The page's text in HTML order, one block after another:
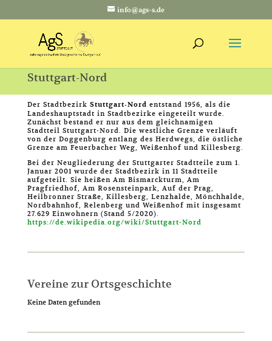
info@ags-s.de
Stuttgart-Nord
Der Stadtbezirk Stuttgart-Nord entstand 1956, als die
Landeshauptstadt in Stadtbezirke eingeteilt wurde.
Zunächst bestand er nur aus dem gleichnamigen
Stadtteil Stuttgart-Nord. Die westliche Grenze verläuft
von der Doggenburg entlang des Herdwegs, die östliche
Grenze am Feuerbacher Weg, Weißenhof und Killesberg.
Bei der Neugliederung der Stuttgarter Stadtteile zum 1.
Januar 2001 wurde der Stadtbezirk in 11 Stadtteile
aufgeteilt. Sie heißen Am Bismarckturm, Am
Pragfriedhof, Am Rosensteinpark, Auf der Prag,
Heilbronner Straße, Killesberg, Lenzhalde, Mönchhalde,
Nordbahnhof, Relenberg und Weißenhof mit insgesamt
27.629 Einwohnern (Stand 5/2020).
https://de.wikipedia.org/wiki/Stuttgart-Nord
Vereine zur Ortsgeschichte
Keine Daten gefunden